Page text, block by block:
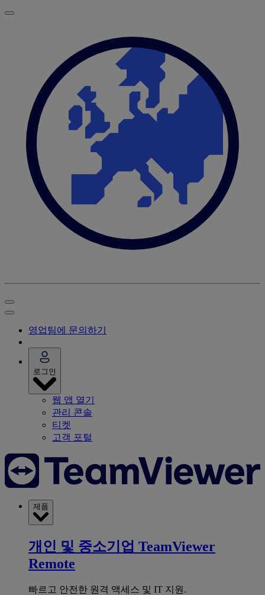
영업팀에 문의하기
로그인
웹 앱 열기
관리 콘솔
티켓
고객 포털
제품
개인 및 중소기업 TeamViewer
Remote
빠르고 안전한 원격 액세스 및 IT 지원.